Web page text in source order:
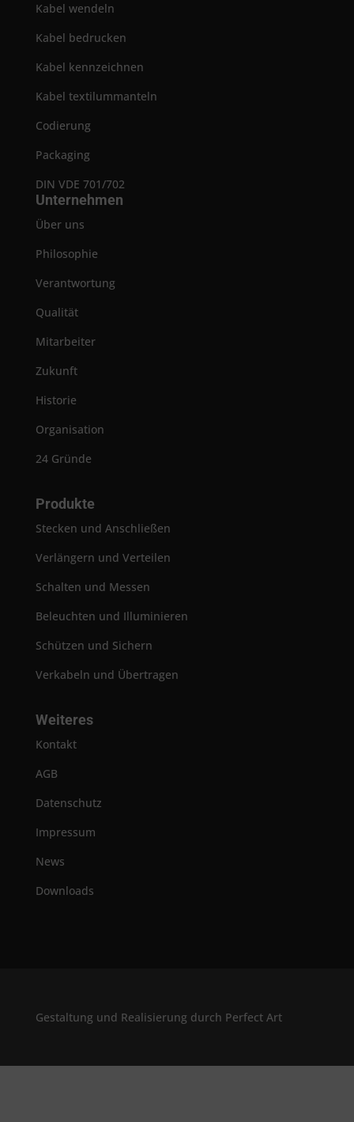
Kabel wendeln
Kabel bedrucken
Kabel kennzeichnen
Kabel textilummanteln
Codierung
Packaging
DIN VDE 701/702
Unternehmen
Über uns
Philosophie
Verantwortung
Qualität
Mitarbeiter
Zukunft
Historie
Organisation
24 Gründe
Produkte
Stecken und Anschließen
Verlängern und Verteilen
Schalten und Messen
Beleuchten und Illuminieren
Schützen und Sichern
Verkabeln und Übertragen
Weiteres
Kontakt
AGB
Datenschutz
Impressum
News
Downloads
Gestaltung und Realisierung durch Perfect Art